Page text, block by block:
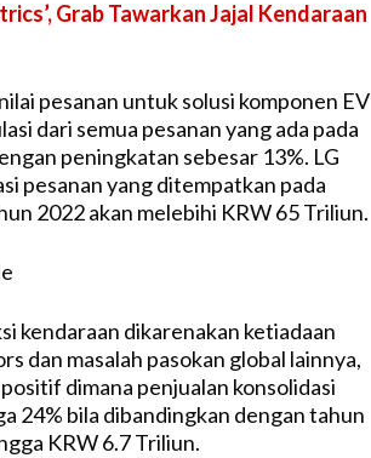
Grab Tawarkan Jajal Kendaraan
pesanan untuk solusi komponen EV
dari semua pesanan yang ada pada
peningkatan sebesar 13%. LG
pesanan yang ditempatkan pada
2022 akan melebihi KRW 65 Triliun.
kendaraan dikarenakan ketiadaan
dan masalah pasokan global lainnya,
dimana penjualan konsolidasi
24% bila dibandingkan dengan tahun
KRW 6.7 Triliun.